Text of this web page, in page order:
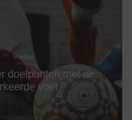
Voetbal
doelpunten met de
voet